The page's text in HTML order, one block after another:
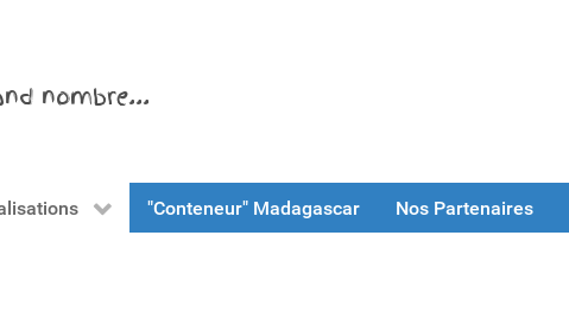
nombre...
"Conteneur" Madagascar Nos Partenaires